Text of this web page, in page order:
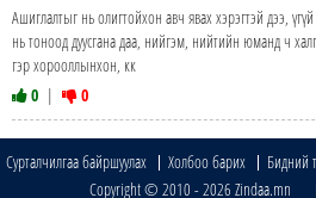
Ашиглалтыг нь олигтойхон авч явах хэрэгтэй дээ,
нь тоноод дуусгана даа, нийгэм, нийтийн юманд ч
гэр хорооллынхон, кк
0 | 0
Сурталчилгаа байршуулах Холбоо барих Бидний
Copyright © 2010 - 2026 Zindaa.mn